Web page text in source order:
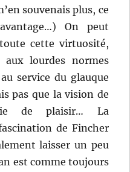
souvenais plus, ce
On peut
cette virtuosité,
aux lourdes normes
service du glauque
pas que la vision de
de plaisir… La
de Fincher
laisser un peu
est comme toujours